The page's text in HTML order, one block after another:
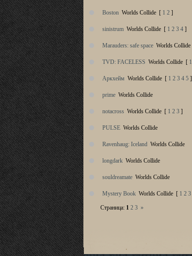
Boston Worlds Collide [ 1 2 ]
sinistrum Worlds Collide [ 1 2 3 4 ]
Marauders: safe space Worlds Collide
TVD: FACELESS Worlds Collide [ 1
Аркхейм Worlds Collide [ 1 2 3 4 5 ]
prime Worlds Collide
notacross Worlds Collide [ 1 2 3 ]
PULSE Worlds Collide
Ravenhaug: Iceland Worlds Collide
longdark Worlds Collide
souldreamate Worlds Collide
Mystery Book Worlds Collide [ 1 2 3
Страница: 1 2 3 »